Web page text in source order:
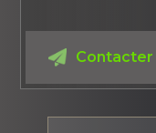
Contacter